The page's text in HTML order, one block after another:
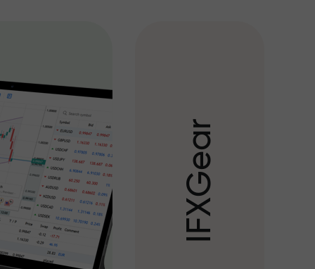
I
F
X
G
e
a
r